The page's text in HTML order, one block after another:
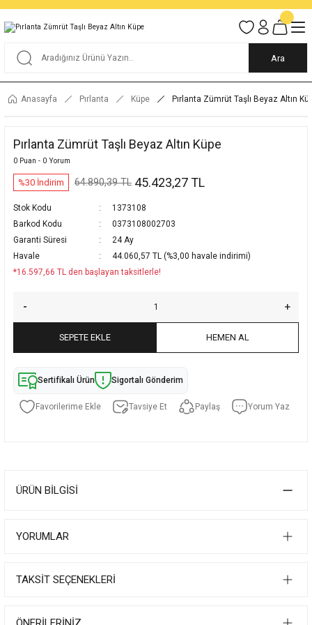
Tüm Alışverişlerde KARGO BEDAVA
Garantili Ve Sigortalı Kargo
Ankara İçi Elden Teslimat İmkanı
24/7 Müşteri Destek Hizmeti
Ara
Anasayfa Pırlanta Küpe Pırlanta Zümrüt Taşlı Beyaz Altın
Pırlanta Zümrüt Taşlı Beyaz Altın Küpe
0 Puan - 0 Yorum
%30 İndirim 64.890,39 TL 45.423,27 TL
Stok Kodu
1373108
Barkod Kodu
0373108002703
Garanti Süresi
24 Ay
Havale
44.060,57 TL (%3,00 havale indirimi)
*16.597,66 TL den başlayan taksitlerle!
SEPETE EKLE HEMEN AL
Sertifikalı Ürün Sigortalı Gönderim
Tavsiye Et Paylaş Yorum Yaz
ÜRÜN BILGISI
YORUMLAR
TAKSIT SEÇENEKLERI